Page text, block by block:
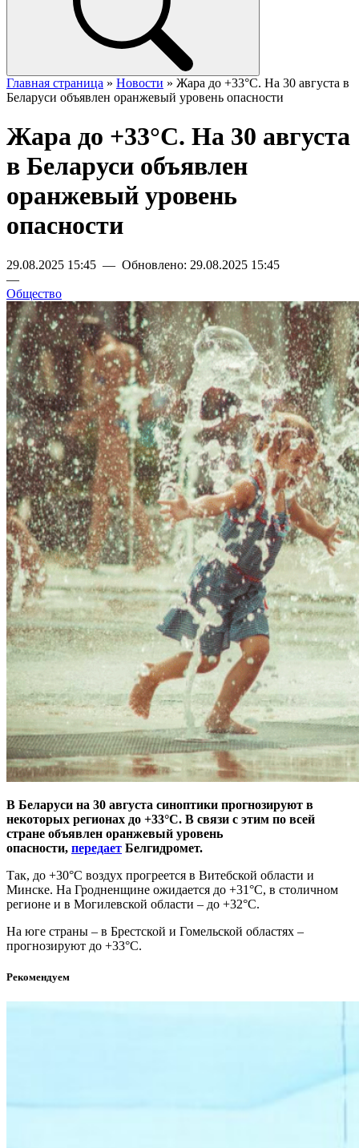
Главная страница » Новости » Жара до +33°C. На 30 августа в
Беларуси объявлен оранжевый уровень опасности
Жара до +33°C. На 30 августа
в Беларуси объявлен
оранжевый уровень
опасности
29.08.2025 15:45 — Обновлено: 29.08.2025 15:45
—
Общество
В Беларуси на 30 августа синоптики прогнозируют в
некоторых регионах до +33°C. В связи с этим по всей
стране объявлен оранжевый уровень
опасности, передает Белгидромет.
Так, до +30°C воздух прогреется в Витебской области и
Минске. На Гродненщине ожидается до +31°C, в столичном
регионе и в Могилевской области – до +32°C.
На юге страны – в Брестской и Гомельской областях –
прогнозируют до +33°C.
Рекомендуем